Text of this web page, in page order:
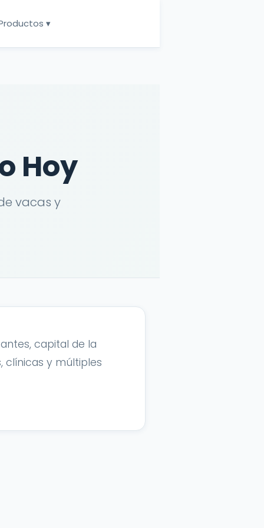
▾
Hoy
vacas y
capital de la
clínicas y múltiples